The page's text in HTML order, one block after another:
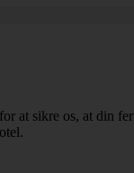
at sikre os, at din